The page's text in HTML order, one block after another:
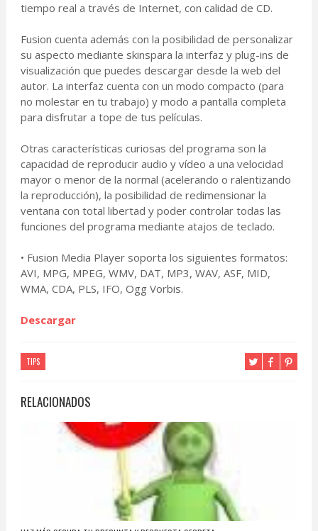
tiempo real a través de Internet, con calidad de CD.
Fusion cuenta además con la posibilidad de personalizar
su aspecto mediante skinspara la interfaz y plug-ins de
visualización que puedes descargar desde la web del
autor. La interfaz cuenta con un modo compacto (para
no molestar en tu trabajo) y modo a pantalla completa
para disfrutar a tope de tus películas.
Otras características curiosas del programa son la
capacidad de reproducir audio y vídeo a una velocidad
mayor o menor de la normal (acelerando o ralentizando
la reproducción), la posibilidad de redimensionar la
ventana con total libertad y poder controlar todas las
funciones del programa mediante atajos de teclado.
• Fusion Media Player soporta los siguientes formatos:
AVI, MPG, MPEG, WMV, DAT, MP3, WAV, ASF, MID,
WMA, CDA, PLS, IFO, Ogg Vorbis.
Descargar
TIPS
RELACIONADOS